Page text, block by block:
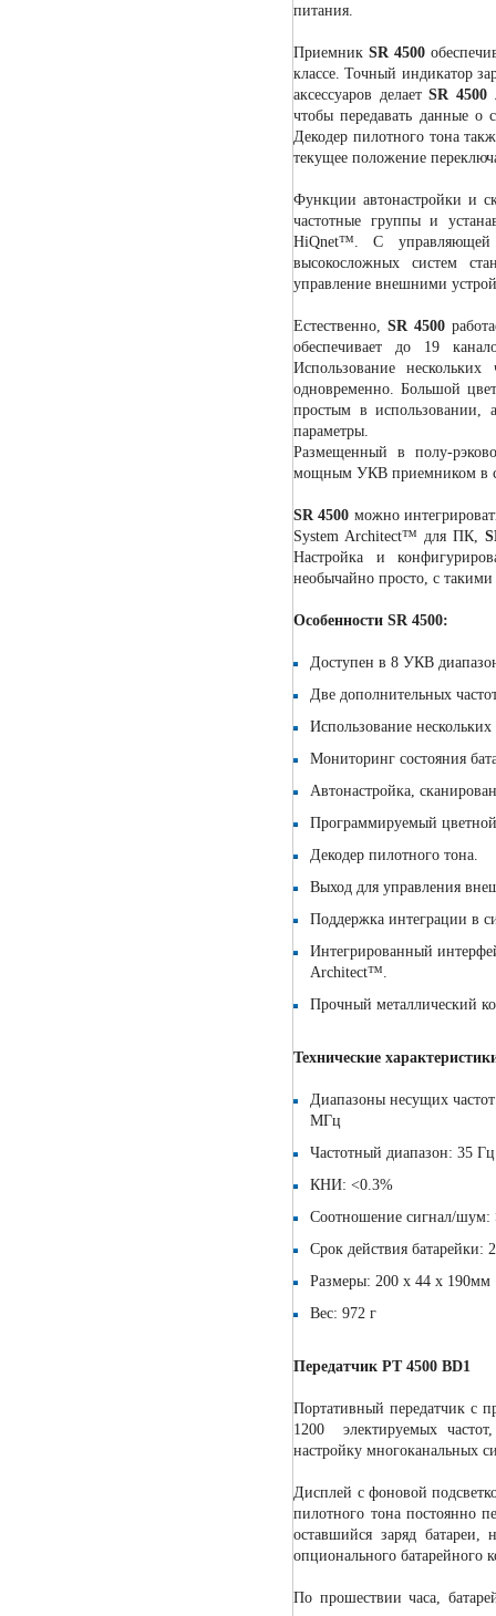
питания.
ПриемникSR 4500
классе. Точный индикатор
аксессуаров делаетSR 4500
чтобы передавать данные о
Декодер пилотного тона
текущее положение
Функции автонастройки и
частотные группы и
HiQnet™. С управляющей
высокосложных систем
управление внешними
Естественно,SR 4500
обеспечивает до 19
Использование
одновременно. Большой
простым в использовании,
параметры.
Размещенный в полу-
мощным УКВ приемником в
SR 4500 можно
System Architect™ для ПК,
Настройка и
необычайно просто, с
Особенности SR 4500:
Доступен в 8 УКВ
Две дополнительных
Использование
Мониторинг состояния
Автонастройка,
Программируемый цветной
Декодер пилотного тона.
Выход для управления
Поддержка интеграции в
Интегрированный
Architect™.
Прочный металлический
Технические
Диапазоны несущих
MГц
Частотный диапазон: 35
КНИ: <0.3%
Соотношение сигнал/
Срок действия батарейки:
Размеры: 200 х 44 х 190мм
Вес: 972 г
Передатчик PT 4500 BD1
Портативный передатчик с
1200 электируемых
настройку многоканальных
Дисплей с фоновой
пилотного тона постоянно
оставшийся заряд батареи,
опционального батарейного
По прошествии часа,